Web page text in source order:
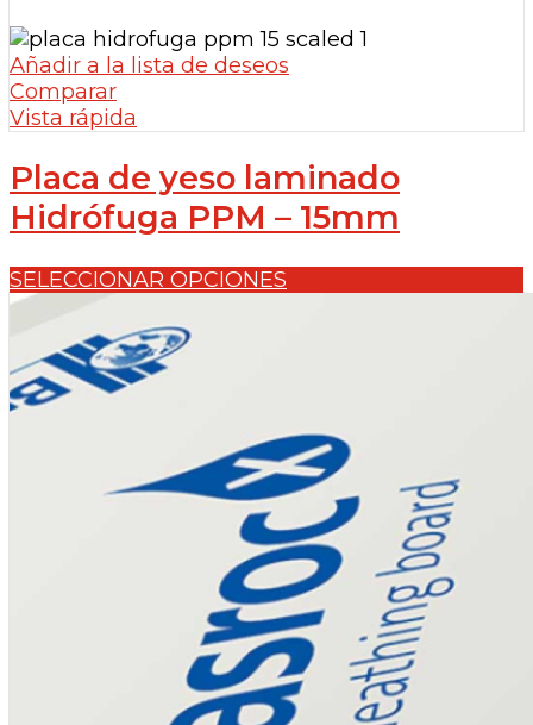
Añadir a la lista de deseos
Comparar
Vista rápida
Placa de yeso laminado
Hidrófuga PPM – 15mm
SELECCIONAR OPCIONES